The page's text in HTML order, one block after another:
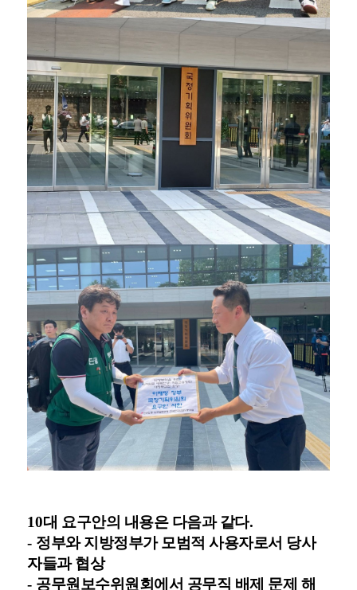
10대 요구안의 내용은 다음과 같다.
- 정부와 지방정부가 모범적 사용자로서 당사
자들과 협상
- 공무원보수위원회에서 공무직 배제 문제 해